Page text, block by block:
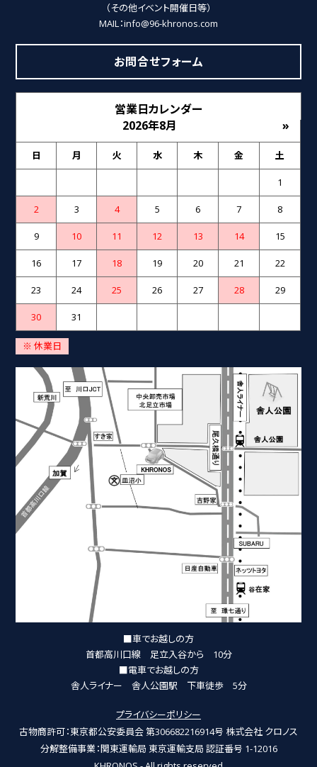
（その他イベント開催日等）
MAIL：info@96-khronos.com
お問合せフォーム
営業日カレンダー
2026年8月
»
日 月 火 水 木 金 土
1
2 3 4 5 6 7 8
9 10 11 12 13 14 15
16 17 18 19 20 21 22
23 24 25 26 27 28 29
30 31
※ 休業日
■車でお越しの方
首都高川口線 足立入谷から 10分
■電車でお越しの方
舎人ライナー 舎人公園駅 下車徒歩 5分
プライバシーポリシー
古物商許可：東京都公安委員会 第306682216914号 株式会社 クロノス
分解整備事業：関東運輸局 東京運輸支局 認証番号 1-12016